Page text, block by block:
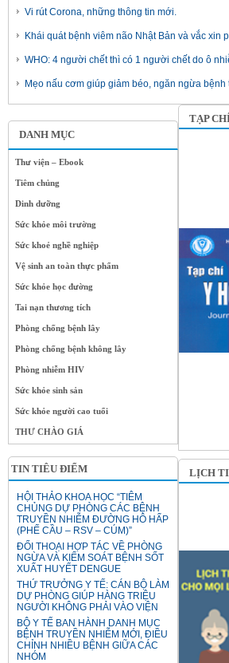
DANH MỤC
Thư viện – Ebook
Tiêm chủng
Dinh dưỡng
Sức khỏe môi trường
Sức khoẻ nghề nghiệp
Vệ sinh an toàn thực phẩm
Sức khỏe học đường
Tai nạn thương tích
Phòng chống bệnh lây
Phòng chống bệnh không lây
Phòng nhiễm HIV
Sức khỏe sinh sản
Sức khỏe người cao tuổi
THƯ CHÀO GIÁ
TIN TIÊU ĐIỂM
HỘI THẢO KHOA HỌC “TIÊM
CHỦNG DỰ PHÒNG CÁC BỆNH
TRUYỀN NHIỄM ĐƯỜNG HÔ HẤP
(PHẾ CẦU – RSV – CÚM)”
ĐỐI THOẠI HỢP TÁC VỀ PHÒNG
NGỪA VÀ KIỂM SOÁT BỆNH SỐT
XUẤT HUYẾT DENGUE
THỨ TRƯỞNG Y TẾ: CÁN BỘ LÀM
DỰ PHÒNG GIÚP HÀNG TRIỆU
NGƯỜI KHÔNG PHẢI VÀO VIỆN
BỘ Y TẾ BAN HÀNH DANH MỤC
BỆNH TRUYỀN NHIỄM MỚI, ĐIỀU
CHỈNH NHIỀU BỆNH GIỮA CÁC
NHÓM
Vi rút Corona, những thông tin mới.
Khái quát bệnh viêm não Nhật Bản và vắc xin
WHO: 4 người chết thì có 1 người chết do ô
Mẹo nấu cơm giúp giảm béo, ngăn ngừa
TẠP
LỊCH